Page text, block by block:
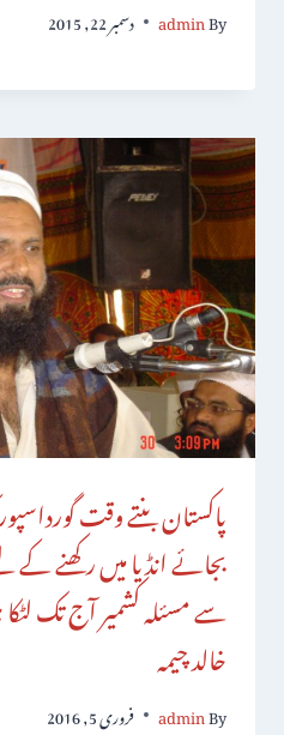
By
admin دسمبر 22, 2015
پاکستان بنتے وقت
بجائے انڈیا میں رکھنے کے
سے مسئلہ کشمیر آج تک
خالد چیمہ
By
admin فروری 5, 2016